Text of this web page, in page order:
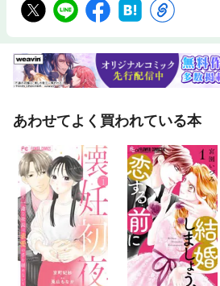
あわせてよく買われている本